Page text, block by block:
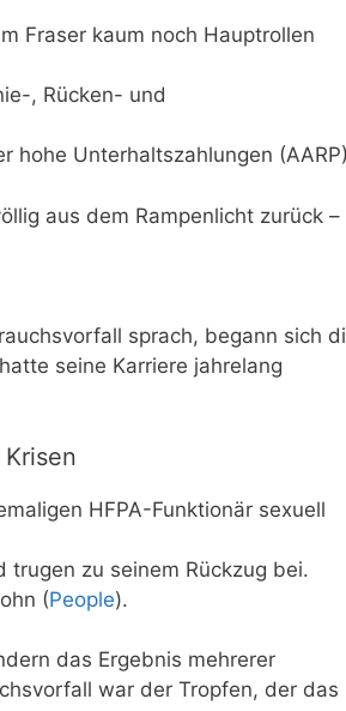
Fraser kaum noch Hauptrollen
, Rücken- und
hohe Unterhaltszahlungen
aus dem Rampenlicht zurück –
sprach, begann sich
seine Karriere jahrelang
HFPA-Funktionär sexuell
zu seinem Rückzug bei.
(People).
das Ergebnis mehrerer
war der Tropfen, der das